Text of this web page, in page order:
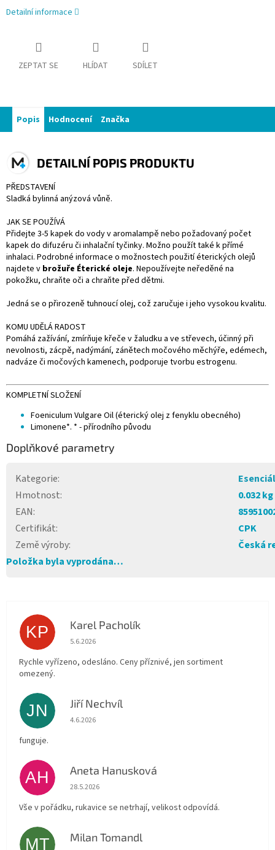
Detailní informace
ZEPTAT SE HLÍDAT SDÍLET
Popis Hodnocení Značka
DETAILNÍ POPIS PRODUKTU
PŘEDSTAVENÍ
Sladká bylinná anýzová vůně.
JAK SE POUŽÍVÁ
Přidejte 3-5 kapek do vody v aromalampě nebo požadovaný počet
kapek do difuzéru či inhalační tyčinky. Možno použít také k přímé
inhalaci. Podrobné informace o možnostech použití éterických olejů
najdete v brožuře Éterické oleje. Nepoužívejte neředěné na
pokožku, chraňte oči a chraňte před dětmi.
Jedná se o přirozeně tuhnoucí olej, což zaručuje i jeho vysokou kvalitu.
KOMU UDĚLÁ RADOST
Pomáhá zažívání, zmírňuje křeče v žaludku a ve střevech, účinný při
nevolnosti, zácpě, nadýmání, zánětech močového měchýře, edémech,
nadváze či močových kamenech, podporuje tvorbu estrogenu.
KOMPLETNÍ SLOŽENÍ
Foeniculum Vulgare Oil (éterický olej z fenyklu obecného)
Limonene*. * - přírodního původu
Doplňkové parametry
Kategorie:
Hmotnost:
0.032 kg
EAN:
Certifikát:
CPK
Země výroby:
Česká
Položka byla vyprodána…
KP Karel Pacholík
Hodnocení obchodu je 4 z 5 hvězdiček.
5.6.2026
Rychle vyřízeno, odesláno. Ceny příznivé, jen sortiment
omezený.
JN Jiří Nechvíl
Hodnocení obchodu je 5 z 5 hvězdiček.
4.6.2026
funguje.
AH Aneta Hanusková
Hodnocení obchodu je 5 z 5 hvězdiček.
28.5.2026
Vše v pořádku, rukavice se netrhají, velikost odpovídá.
MT Milan Tomandl